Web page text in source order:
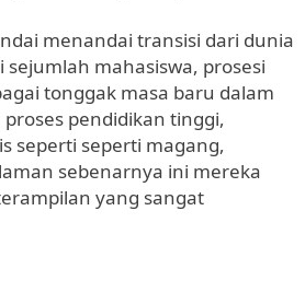
menandai transisi dari dunia
mahasiswa, prosesi
tonggak masa baru dalam
pendidikan tinggi,
seperti seperti magang,
sebenarnya ini mereka
yang sangat